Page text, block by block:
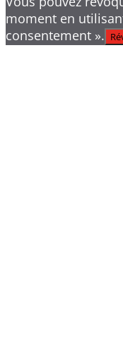
moment en
consentement ».